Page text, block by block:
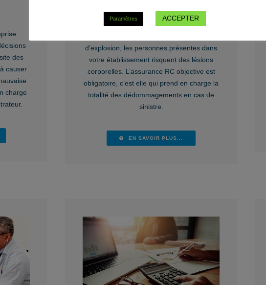
des
causer
charge
Votre commerce accueille du public en
d’explosion, les personnes présentes dans
votre établissement risquent des lésions
corporelles. L’assurance RC objective est
obligatoire, c’est elle qui prend en charge la
totalité des dédommagements en cas de
sinistre.
EN SAVOIR PLUS...
Paramètres ACCEPTER